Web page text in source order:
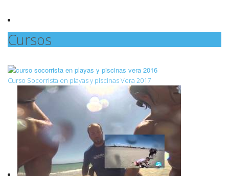
Cursos
Curso Socorrista en playas y piscinas Vera 2017